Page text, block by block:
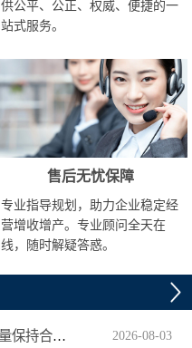
供公平、公正、权威、便捷的一
站式服务。
售后无忧保障
专业指导规划，助力企业稳定经
营增收增产。专业顾问全天在
线，随时解疑答惑。
海南上半年贷款增速6.1% 信贷总量保持合理平稳增长 2026-08-03